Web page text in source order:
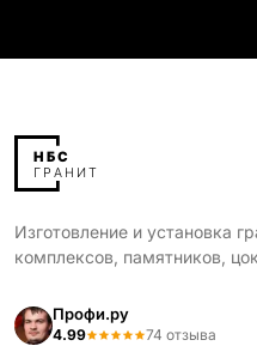
Изготовление и установка
комплексов, памятников,
Профи.ру
4.99 74 отзыва